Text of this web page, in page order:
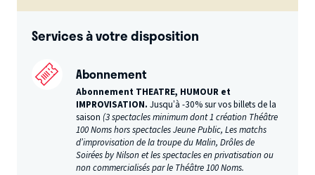
Services à votre disposition
Abonnement
Abonnement THEATRE, HUMOUR et
IMPROVISATION. Jusqu’à -30% sur vos billets de la
saison(3 spectacles minimum dont 1 création Théâtre
100 Noms hors spectacles Jeune Public, Les matchs
d’improvisation de la troupe du Malin, Drôles de
Soirées by Nilson et les spectacles en privatisation ou
non commercialisés par le Théâtre 100 Noms.